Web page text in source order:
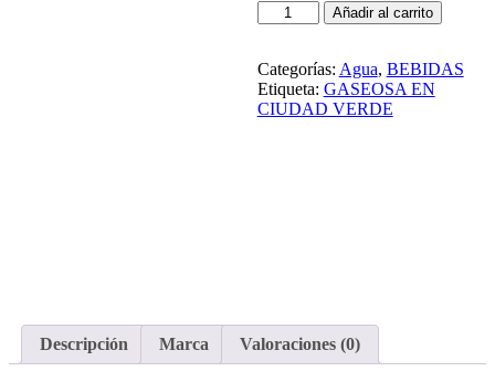
AGUA
SABORIZADA
LIMONATA
1.5L
cantidad
Añadir al carrito
Categorías: Agua, BEBIDAS
Etiqueta: GASEOSA EN
CIUDAD VERDE
Descripción Marca Valoraciones (0)